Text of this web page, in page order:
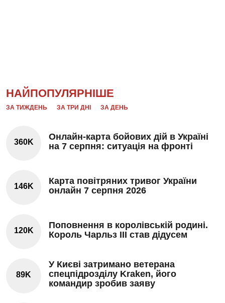
НАЙПОПУЛЯРНІШЕ
ЗА ТИЖДЕНЬ ЗА ТРИ ДНІ ЗА ДЕНЬ
360K
Онлайн-карта бойових дій в Україні
на 7 серпня: ситуація на фронті
146K
Карта повітряних тривог України
онлайн 7 серпня 2026
120K
Поповнення в королівській родині.
Король Чарльз III став дідусем
89K
У Києві затримано ветерана
спецпідрозділу Kraken, його
командир зробив заяву